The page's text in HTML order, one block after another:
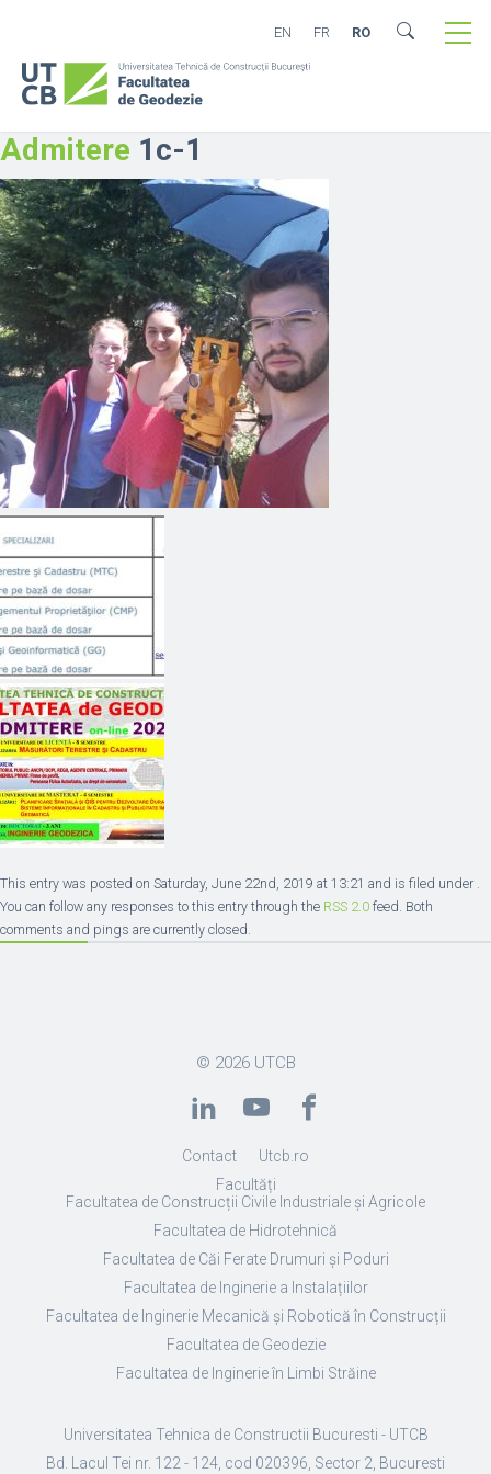
EN FR RO
Admitere 1c-1
This entry was posted on Saturday, June 22nd, 2019 at 13:21 and is filed under .
You can follow any responses to this entry through the RSS 2.0 feed. Both
comments and pings are currently closed.
© 2026 UTCB
Contact
Utcb.ro
Facultăți
Facultatea de Construcții Civile Industriale și Agricole
Facultatea de Hidrotehnică
Facultatea de Căi Ferate Drumuri și Poduri
Facultatea de Inginerie a Instalațiilor
Facultatea de Inginerie Mecanică și Robotică în Construcții
Facultatea de Geodezie
Facultatea de Inginerie în Limbi Străine
Universitatea Tehnica de Constructii Bucuresti - UTCB
Bd. Lacul Tei nr. 122 - 124, cod 020396, Sector 2, Bucuresti